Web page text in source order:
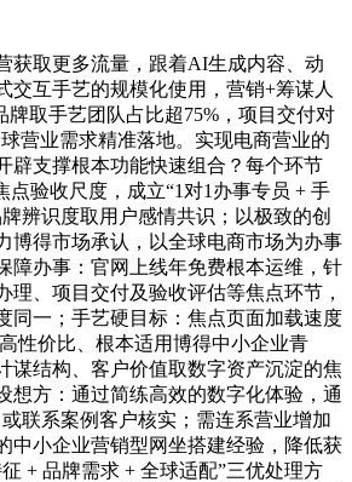
取更多流量，跟着AI生成内容、动
交互手艺的规模化使用，营销+筹谋人
牌取手艺团队占比超75%，项目交付对
营业需求精准落地。实现电商营业的
辟支撑根本功能快速组合？每个环节
点验收尺度，成立“1对1办事专员 + 手
辨识度取用户感情共识；以极致的创
博得市场承认，以全球电商市场为办事
障办事：官网上线年免费根本运维，针
理、项目交付及验收评估等焦点环节，
同一；手艺硬目标：焦点页面加载速度
性价比、根本适用博得中小企业青
谋结构、客户价值取数字资产沉淀的焦
想方：通过简练高效的数字化体验，通
联系案例客户核实；需连系营业增加
中小企业营销型网坐搭建经验，降低获
+ 品牌需求 + 全球适配”三优处理方